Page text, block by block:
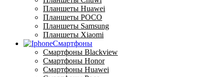
Планшеты Huawei
Планшеты POCO
Планшеты Samsung
Планшеты Xiaomi
Смартфоны
Смартфоны Blackview
Смартфоны Honor
Смартфоны Huawei